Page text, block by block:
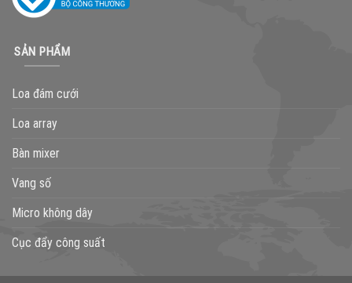
SẢN PHẨM
Loa đám cưới
Loa array
Bàn mixer
Vang số
Micro không dây
Cục đẩy công suất